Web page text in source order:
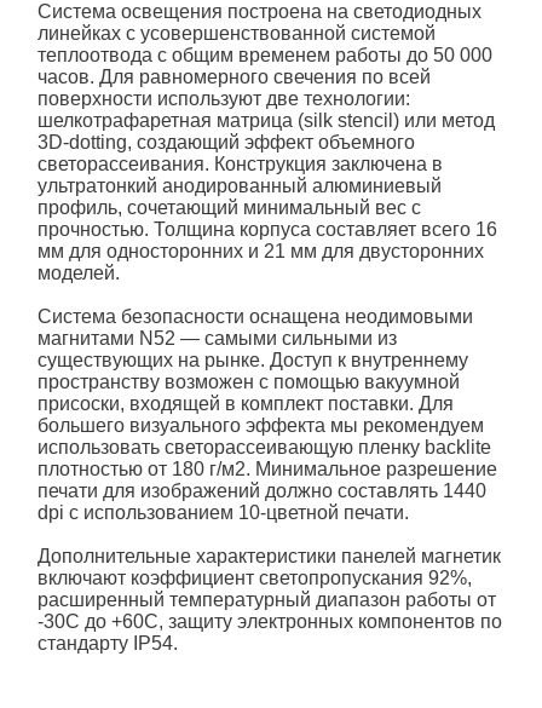
Система освещения построена на светодиодных
линейках с усовершенствованной системой
теплоотвода с общим временем работы до 50 000
часов. Для равномерного свечения по всей
поверхности используют две технологии:
шелкотрафаретная матрица (silk stencil) или метод
3D-dotting, создающий эффект объемного
светорассеивания. Конструкция заключена в
ультратонкий анодированный алюминиевый
профиль, сочетающий минимальный вес с
прочностью. Толщина корпуса составляет всего 16
мм для односторонних и 21 мм для двусторонних
моделей.
Система безопасности оснащена неодимовыми
магнитами N52 — самыми сильными из
существующих на рынке. Доступ к внутреннему
пространству возможен с помощью вакуумной
присоски, входящей в комплект поставки. Для
большего визуального эффекта мы рекомендуем
использовать светорассеивающую пленку backlite
плотностью от 180 г/м2. Минимальное разрешение
печати для изображений должно составлять 1440
dpi с использованием 10-цветной печати.
Дополнительные характеристики панелей магнетик
включают коэффициент светопропускания 92%,
расширенный температурный диапазон работы от
-30C до +60C, защиту электронных компонентов по
стандарту IP54.